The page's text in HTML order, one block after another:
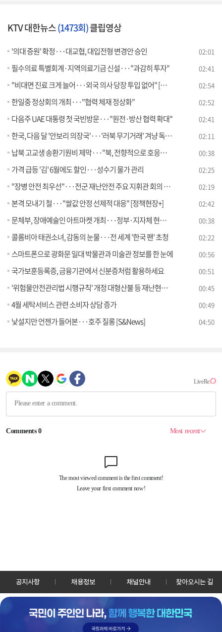
KTV 대한뉴스(1473회)클립영상
'의대 증원' 확정···대교협, 대입전형 변경안 승인 02:01
필수의료 특별회계·지역의료기금 신설···"과감히 투자" 02:41
"비대면 진료 크게 늘어···외국 의사 당장 투입 없어" [뉴스의 맥] 02:54
한일중 정상회의 개최···"협력 체재 정상화" 02:52
다음주 UAE 대통령 첫 국빈방문···"원전·방산 협력 확대" 02:41
한국, 다음 달 '안보리 의장국'···'러북 무기거래' 겨냥 독자제재 02:11
납북 고교생 송환기원비 제막···"북, 전향적으로 호응해야" 00:38
가격 급등 '김' 6월에도 할인···성수기 물가 관리 02:25
"장병 안전 최우선"···전군 재난안전 주요 지휘관 회의 개최 02:19
본격 모내기 철···"쌀값 안정 선제적 대응" [정책현장+] 02:42
문체부, 장애예술인 아트마켓 개최···정부·지자체 현장구매 지원 00:38
콜롬비아 태권소녀, 감동의 눈물···전 세계 '한국 팬' 초청 02:22
스마트폰으로 광화문 일대 박물관과 미술관 정보를 한 눈에 00:56
국가보훈등록증, 금융기관에서 신분증처럼 활용하세요 00:51
'위험물안전관리법 시행규칙' 개정 대형산불 등 재난현장 동원차량 현장 주유 허용 00:45
4월 세탁서비스 관련 소비자 상담 증가 00:49
낯설지만 언젠가 들어본···호주 질롱 [S&News] 04:50
공지사항 채용정보 채널안내 찾아오시는 길
30128 세종특별자치시 정부2청사로 13 한국정책방송원 KTV
TEL: 044-204-8000
Copyrightⓒ KTV 국민방송 All Rights Reserved.